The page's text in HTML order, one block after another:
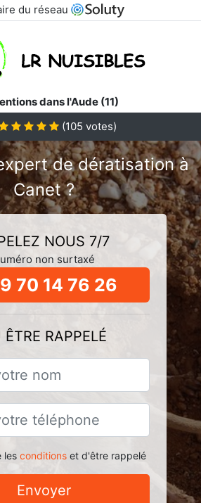
du réseau
dans l'Aude (11)
(105 votes)
de dératisation à
Canet ?
NOUS 7/7
non surtaxé
70 14 76 26
ÊTRE RAPPELÉ
les conditionset d'être rappelé
Envoyer